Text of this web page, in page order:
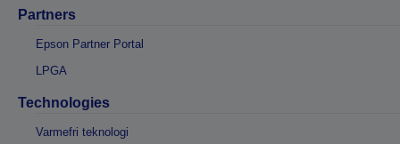
Partners
Epson Partner Portal
LPGA
Technologies
Varmefri teknologi